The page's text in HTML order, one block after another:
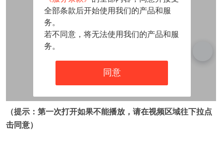
（提示：第一次打开如果不能播放，请在视频区域往下拉点
击同意）